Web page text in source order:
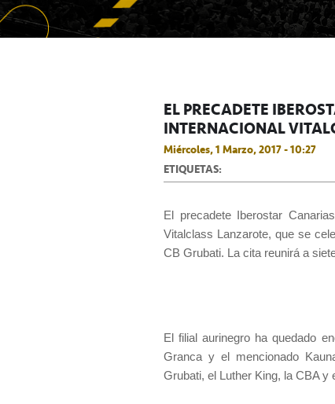
EL PRECADETE
INTERNACIONAL
Miércoles, 1 Marzo, 2017 - 10:27
ETIQUETAS:
El precadete Iberostar
Vitalclass Lanzarote, que se
CB Grubati. La cita reunirá a
El filial aurinegro ha quedado
Granca y el mencionado
Grubati, el Luther King, la CBA y